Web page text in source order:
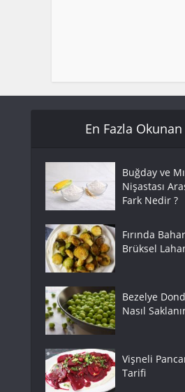
En Fazla
Buğday ve
Nişastası
Fark Nedir ?
Fırında
Brüksel
Bezelye
Nasıl
Vişneli
Tarifi